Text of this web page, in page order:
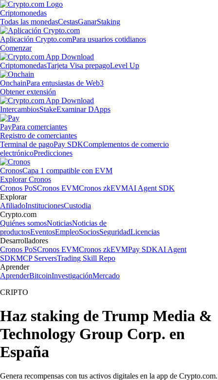
Criptomonedas
Todas las monedasCestasGanarStaking
Aplicación Crypto.comPara usuarios cotidianos
Comenzar
CriptomonedasTarjeta Visa prepagoLevel Up
OnchainPara entusiastas de Web3
Obtener extensión
IntercambiosStakeExaminar DApps
PayPara comerciantes
Registro de comerciantes
Terminal de pagoPay SDKComplementos de comercio
electrónicoPredicciones
CronosCapa 1 compatible con EVM
Explorar Cronos
Cronos PoSCronos EVMCronos zkEVMAI Agent SDK
Explorar
AfiliadoInstitucionesCustodia
Crypto.com
Quiénes somosNoticiasNoticias de
productosEventosEmpleoSociosSeguridadLicencias
Desarrolladores
Cronos PoSCronos EVMCronos zkEVMPay SDKAI Agent
SDKMCP ServersTrading Skill Repo
Aprender
AprenderBitcoinInvestigaciónMercado
CRIPTO
Haz staking de Trump Media &
Technology Group Corp. en
España
Genera recompensas con tus activos digitales en la app de Crypto.com.